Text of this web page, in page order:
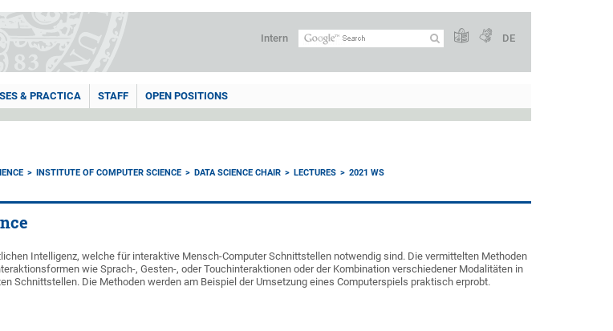
Intern DE
& PRACTICA STAFF OPEN POSITIONS
INSTITUTE OF COMPUTER SCIENCE DATA SCIENCE CHAIR LECTURES
2021 WS
Intelligenz, welche für interaktive Mensch-Computer Schnittstellen notwendig sind. Die vermittelten Methoden
wie Sprach-, Gesten-, oder Touchinteraktionen oder der Kombination verschiedener Modalitäten in
Schnittstellen. Die Methoden werden am Beispiel der Umsetzung eines Computerspiels praktisch erprobt.